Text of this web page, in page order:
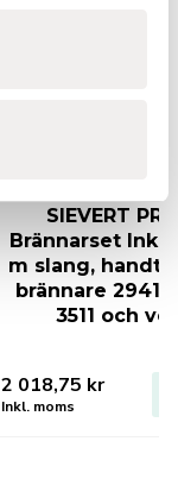
SIEVERT
Brännarset
m slang,
brännare 2941,
3511 och
2 018,75 kr
Inkl. moms